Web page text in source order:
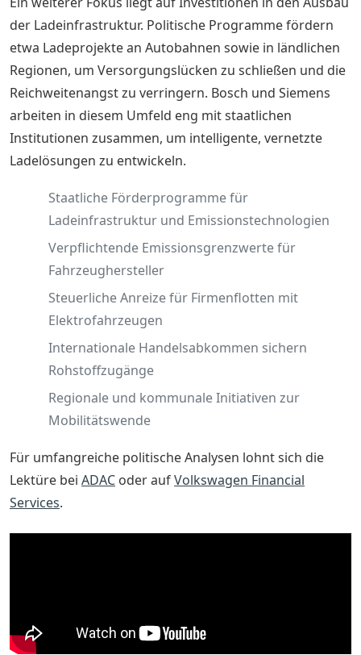
der Ladeinfrastruktur. Politische Programme fördern
etwa Ladeprojekte an Autobahnen sowie in ländlichen
Regionen, um Versorgungslücken zu schließen und die
Reichweitenangst zu verringern. Bosch und Siemens
arbeiten in diesem Umfeld eng mit staatlichen
Institutionen zusammen, um intelligente, vernetzte
Ladelösungen zu entwickeln.
Staatliche Förderprogramme für
Ladeinfrastruktur und Emissionstechnologien
Verpflichtende Emissionsgrenzwerte für
Fahrzeughersteller
Steuerliche Anreize für Firmenflotten mit
Elektrofahrzeugen
Internationale Handelsabkommen sichern
Rohstoffzugänge
Regionale und kommunale Initiativen zur
Mobilitätswende
Für umfangreiche politische Analysen lohnt sich die
Lektüre bei ADAC oder aufVolkswagen Financial
Services.